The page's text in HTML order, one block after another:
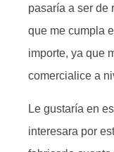
pasaría a ser de
que me cumpla
importe, ya que
comercialice a
Le gustaría en
interesara por